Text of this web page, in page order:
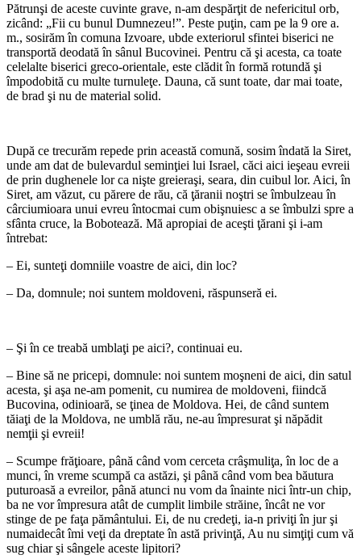
Pătrunşi de aceste cuvinte grave, n-am despărţit de nefericitul orb,
zicând: „Fii cu bunul Dumnezeu!”. Peste puţin, cam pe la 9 ore a.
m., sosirăm în comuna Izvoare, ubde exteriorul sfintei biserici ne
transportă deodată în sânul Bucovinei. Pentru că şi acesta, ca toate
celelalte biserici greco-orientale, este clădit în formă rotundă şi
împodobită cu multe turnuleţe. Dauna, că sunt toate, dar mai toate,
de brad şi nu de material solid.
După ce trecurăm repede prin această comună, sosim îndată la Siret,
unde am dat de bulevardul seminţiei lui Israel, căci aici ieşeau evreii
de prin dughenele lor ca nişte greieraşi, seara, din cuibul lor. Aici, în
Siret, am văzut, cu părere de rău, că ţăranii noştri se îmbulzeau în
cârciumioara unui evreu întocmai cum obişnuiesc a se îmbulzi spre a
sfânta cruce, la Bobotează. Mă apropiai de aceşti ţărani şi i-am
întrebat:
– Ei, sunteţi domniile voastre de aici, din loc?
– Da, domnule; noi suntem moldoveni, răspunseră ei.
– Şi în ce treabă umblaţi pe aici?, continuai eu.
– Bine să ne pricepi, domnule: noi suntem moşneni de aici, din satul
acesta, şi aşa ne-am pomenit, cu numirea de moldoveni, fiindcă
Bucovina, odinioară, se ţinea de Moldova. Hei, de când suntem
tăiaţi de la Moldova, ne umblă rău, ne-au împresurat şi năpădit
nemţii şi evreii!
– Scumpe frăţioare, până când vom cerceta crâşmuliţa, în loc de a
munci, în vreme scumpă ca astăzi, şi până când vom bea băutura
puturoasă a evreilor, până atunci nu vom da înainte nici într-un chip,
ba ne vor împresura atât de cumplit limbile străine, încât ne vor
stinge de pe faţa pământului. Ei, de nu credeţi, ia-n priviţi în jur şi
numaidecât îmi veţi da dreptate în astă privinţă, Au nu simţiţi cum vă
sug chiar şi sângele aceste lipitori?